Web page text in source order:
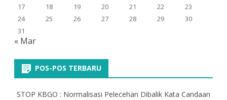
17
18 19 20 21 22
23
24
25 26 27 28 29
30
31
« Mar
POS-POS TERBARU
STOP KBGO : Normalisasi Pelecehan Dibalik Kata Candaan